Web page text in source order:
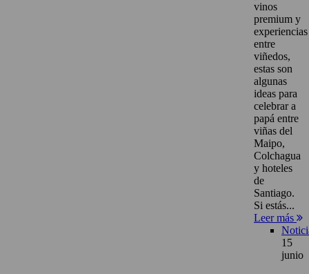
vinos
premium y
experiencias
entre
viñedos,
estas son
algunas
ideas para
celebrar a
papá entre
viñas del
Maipo,
Colchagua
y hoteles
de
Santiago.
Si estás...
Leer más
15
junio